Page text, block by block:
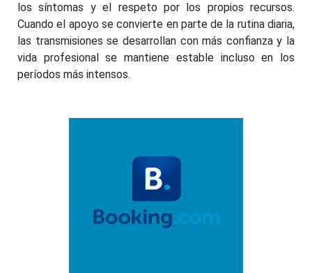
los síntomas y el respeto por los propios recursos.
Cuando el apoyo se convierte en parte de la rutina diaria,
las transmisiones se desarrollan con más confianza y la
vida profesional se mantiene estable incluso en los
períodos más intensos.